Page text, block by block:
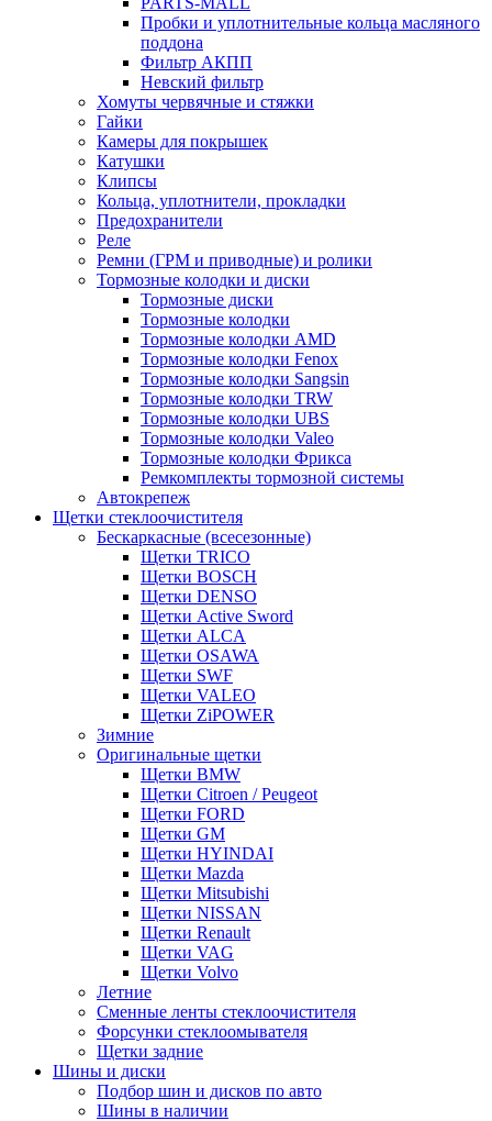
Пробки и уплотнительные кольца масляного
поддона
Фильтр АКПП
Невский фильтр
Хомуты червячные и стяжки
Гайки
Камеры для покрышек
Катушки
Клипсы
Кольца, уплотнители, прокладки
Предохранители
Реле
Ремни (ГРМ и приводные) и ролики
Тормозные колодки и диски
Тормозные диски
Тормозные колодки
Тормозные колодки AMD
Тормозные колодки Fenox
Тормозные колодки Sangsin
Тормозные колодки TRW
Тормозные колодки UBS
Тормозные колодки Valeo
Тормозные колодки Фрикса
Ремкомплекты тормозной системы
Автокрепеж
Щетки стеклоочистителя
Бескаркасные (всесезонные)
Щетки TRICO
Щетки BOSCH
Щетки DENSO
Щетки Active Sword
Щетки ALCA
Щетки OSAWA
Щетки SWF
Щетки VALEO
Щетки ZiPOWER
Зимние
Оригинальные щетки
Щетки BMW
Щетки Citroen / Peugeot
Щетки FORD
Щетки GM
Щетки HYINDAI
Щетки Mazda
Щетки Mitsubishi
Щетки NISSAN
Щетки Renault
Щетки VAG
Щетки Volvo
Летние
Сменные ленты стеклоочистителя
Форсунки стеклоомывателя
Щетки задние
Шины и диски
Подбор шин и дисков по авто
Шины в наличии